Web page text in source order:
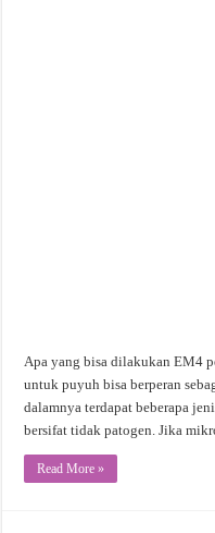
Apa yang bisa dilakukan EM4
untuk puyuh bisa berperan
dalamnya terdapat beberapa
bersifat tidak patogen. Jika
Read More »